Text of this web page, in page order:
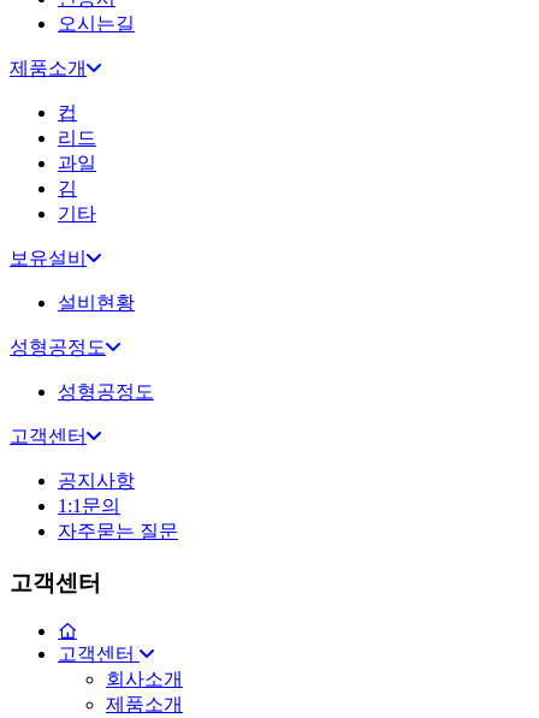
오시는길
제품소개
컵
리드
과일
김
기타
보유설비
설비현황
성형공정도
성형공정도
고객센터
공지사항
1:1문의
자주묻는 질문
고객센터
고객센터
회사소개
제품소개